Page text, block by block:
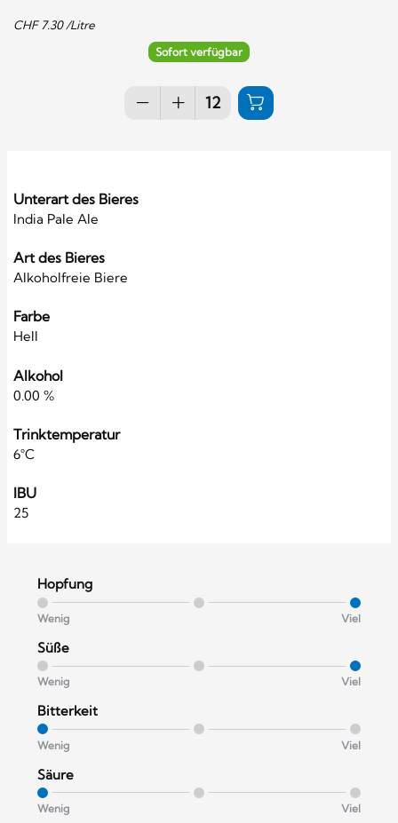
CHF 7.30/Litre
Sofort verfügbar
Unterart des Bieres
India Pale Ale
Art des Bieres
Alkoholfreie Biere
Farbe
Hell
Alkohol
0.00 %
Trinktemperatur
6°C
IBU
25
Hopfung
Wenig Viel
Süße
Wenig Viel
Bitterkeit
Wenig Viel
Säure
Wenig Viel